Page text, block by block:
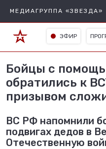
МЕДИАГРУППА «ЗВЕЗДА»
ЭФИР
Бойцы с
обратились к
призывом
ВС РФ напомнили
подвигах дедов в
Отечественную